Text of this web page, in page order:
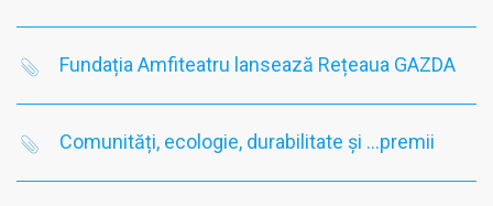
Fundația Amfiteatru lansează Rețeaua GAZDA
Comunități, ecologie, durabilitate și …premii